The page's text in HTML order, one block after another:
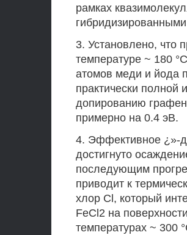
рамках
3. Установлено, что
температуре ~ 180
атомов меди и йода
практически полной
допированию
примерно на 0.4 эВ.
4. Эффективное ¿»-
достигнуто
последующим
приводит к
хлор Cl, который
FeCl2 на
температурах ~ 300